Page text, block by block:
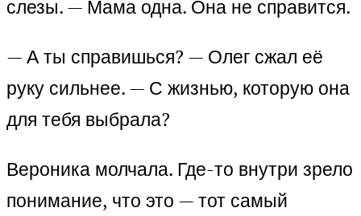
слезы. — Мама одна. Она не справится.
— А ты справишься? — Олег сжал её
руку сильнее. — С жизнью, которую она
для тебя выбрала?
Вероника молчала. Где-то внутри зрело
понимание, что это — тот самый